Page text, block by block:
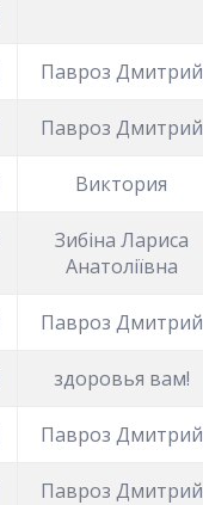
Павроз Дмитрий
Павроз Дмитрий
Виктория
Зибіна Лариса
Анатоліївна
Павроз Дмитрий
здоровья вам!
Павроз Дмитрий
Павроз Дмитрий